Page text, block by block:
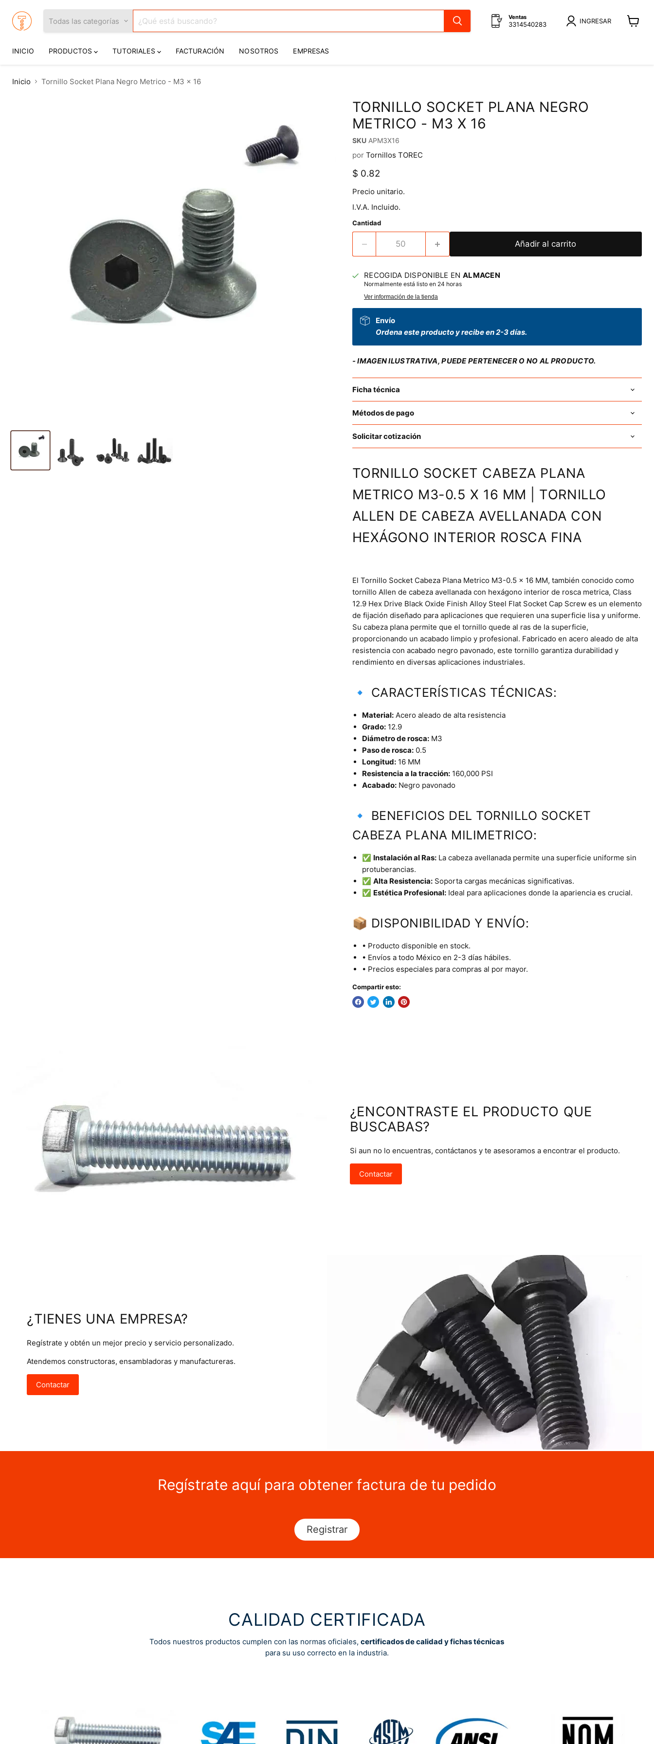
Todas las categorías Ventas
3314540283 INGRESAR
INICIO PRODUCTOS TUTORIALES FACTURACIÓN NOSOTROS EMPRESAS
Inicio Tornillo Socket Plana Negro Metrico - M3 x 16
TORNILLO SOCKET PLANA NEGRO
METRICO - M3 X 16
SKU APM3X16
por Tornillos TOREC
Precio actual
$ 0.82
Precio unitario.
I.V.A. Incluido.
Cantidad
Añadir al carrito
RECOGIDA DISPONIBLE EN ALMACEN
Normalmente está listo en 24 horas
Ver información de la tienda
Envío
Ordena este producto y recibe en 2-3 días.
- IMAGEN ILUSTRATIVA, PUEDE PERTENECER O NO AL PRODUCTO.
Ficha técnica
Métodos de pago
Solicitar cotización
TORNILLO SOCKET CABEZA PLANA
METRICO M3-0.5 X 16 MM | TORNILLO
ALLEN DE CABEZA AVELLANADA CON
HEXÁGONO INTERIOR ROSCA FINA
El Tornillo Socket Cabeza Plana Metrico M3-0.5 x 16 MM, también conocido como
tornillo Allen de cabeza avellanada con hexágono interior de rosca metrica, Class
12.9 Hex Drive Black Oxide Finish Alloy Steel Flat Socket Cap Screw es un elemento
de fijación diseñado para aplicaciones que requieren una superficie lisa y uniforme.
Su cabeza plana permite que el tornillo quede al ras de la superficie,
proporcionando un acabado limpio y profesional. Fabricado en acero aleado de alta
resistencia con acabado negro pavonado, este tornillo garantiza durabilidad y
rendimiento en diversas aplicaciones industriales.
🔹 CARACTERÍSTICAS TÉCNICAS:
Material:Acero aleado de alta resistencia
Grado:12.9
Diámetro de rosca:M3
Paso de rosca:0.5
Longitud:16 MM
Resistencia a la tracción:160,000 PSI
Acabado:Negro pavonado
🔹 BENEFICIOS DEL TORNILLO SOCKET
CABEZA PLANA MILIMETRICO:
✅ Instalación al Ras:La cabeza avellanada permite una superficie uniforme sin
protuberancias.
✅ Alta Resistencia:Soporta cargas mecánicas significativas.
✅ Estética Profesional:Ideal para aplicaciones donde la apariencia es crucial.
📦 DISPONIBILIDAD Y ENVÍO:
• Producto disponible en stock.
• Envíos a todo México en 2-3 días hábiles.
• Precios especiales para compras al por mayor.
Compartir esto:
¿ENCONTRASTE EL PRODUCTO QUE
BUSCABAS?
Si aun no lo encuentras, contáctanos y te asesoramos a encontrar el producto.
Contactar
¿TIENES UNA EMPRESA?
Regístrate y obtén un mejor precio y servicio personalizado.
Atendemos constructoras, ensambladoras y manufactureras.
Contactar
Regístrate aquí para obtener factura de tu pedido
Registrar
CALIDAD CERTIFICADA
Todos nuestros productos cumplen con las normas oficiales,certificados de calidad y fichas técnicas
para su uso correcto en la industria.